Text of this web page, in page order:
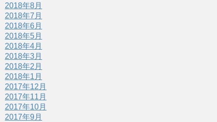
2018年8月
2018年7月
2018年6月
2018年5月
2018年4月
2018年3月
2018年2月
2018年1月
2017年12月
2017年11月
2017年10月
2017年9月